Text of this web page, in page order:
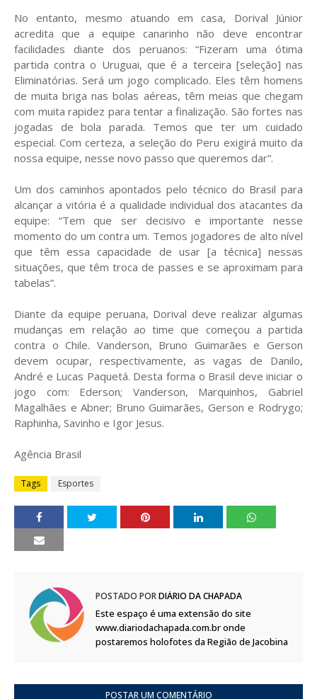
No entanto, mesmo atuando em casa, Dorival Júnior
acredita que a equipe canarinho não deve encontrar
facilidades diante dos peruanos: “Fizeram uma ótima
partida contra o Uruguai, que é a terceira [seleção] nas
Eliminatórias. Será um jogo complicado. Eles têm homens
de muita briga nas bolas aéreas, têm meias que chegam
com muita rapidez para tentar a finalização. São fortes nas
jogadas de bola parada. Temos que ter um cuidado
especial. Com certeza, a seleção do Peru exigirá muito da
nossa equipe, nesse novo passo que queremos dar”.
Um dos caminhos apontados pelo técnico do Brasil para
alcançar a vitória é a qualidade individual dos atacantes da
equipe: “Tem que ser decisivo e importante nesse
momento do um contra um. Temos jogadores de alto nível
que têm essa capacidade de usar [a técnica] nessas
situações, que têm troca de passes e se aproximam para
tabelas”.
Diante da equipe peruana, Dorival deve realizar algumas
mudanças em relação ao time que começou a partida
contra o Chile. Vanderson, Bruno Guimarães e Gerson
devem ocupar, respectivamente, as vagas de Danilo,
André e Lucas Paquetá. Desta forma o Brasil deve iniciar o
jogo com: Ederson; Vanderson, Marquinhos, Gabriel
Magalhães e Abner; Bruno Guimarães, Gerson e Rodrygo;
Raphinha, Savinho e Igor Jesus.
Agência Brasil
Tags Esportes
POSTADO PORDIÁRIO DA CHAPADA
Este espaço é uma extensão do site
www.diariodachapada.com.br onde
postaremos holofotes da Região de Jacobina
POSTAR UM COMENTÁRIO